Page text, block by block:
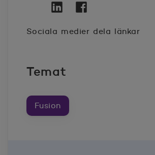
Sociala medier dela länkar
Temat
Fusion